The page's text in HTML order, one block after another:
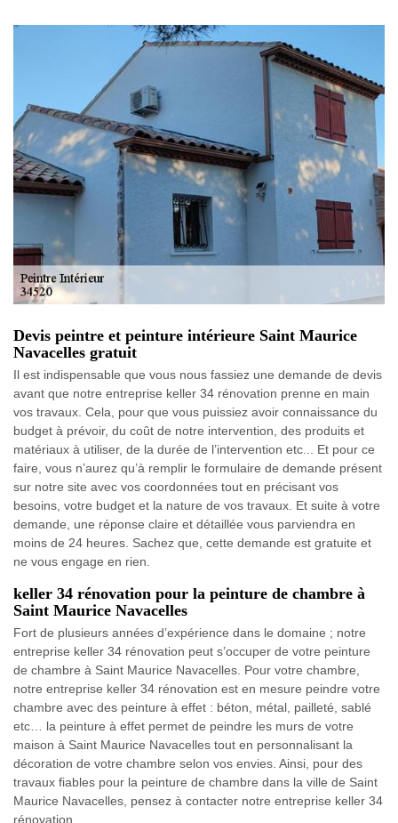
Devis peintre et peinture intérieure Saint Maurice
Navacelles gratuit
Il est indispensable que vous nous fassiez une demande de devis
avant que notre entreprise keller 34 rénovation prenne en main
vos travaux. Cela, pour que vous puissiez avoir connaissance du
budget à prévoir, du coût de notre intervention, des produits et
matériaux à utiliser, de la durée de l’intervention etc... Et pour ce
faire, vous n’aurez qu’à remplir le formulaire de demande présent
sur notre site avec vos coordonnées tout en précisant vos
besoins, votre budget et la nature de vos travaux. Et suite à votre
demande, une réponse claire et détaillée vous parviendra en
moins de 24 heures. Sachez que, cette demande est gratuite et
ne vous engage en rien.
keller 34 rénovation pour la peinture de chambre à
Saint Maurice Navacelles
Fort de plusieurs années d’expérience dans le domaine ; notre
entreprise keller 34 rénovation peut s’occuper de votre peinture
de chambre à Saint Maurice Navacelles. Pour votre chambre,
notre entreprise keller 34 rénovation est en mesure peindre votre
chambre avec des peinture à effet : béton, métal, pailleté, sablé
etc… la peinture à effet permet de peindre les murs de votre
maison à Saint Maurice Navacelles tout en personnalisant la
décoration de votre chambre selon vos envies. Ainsi, pour des
travaux fiables pour la peinture de chambre dans la ville de Saint
Maurice Navacelles, pensez à contacter notre entreprise keller 34
rénovation.